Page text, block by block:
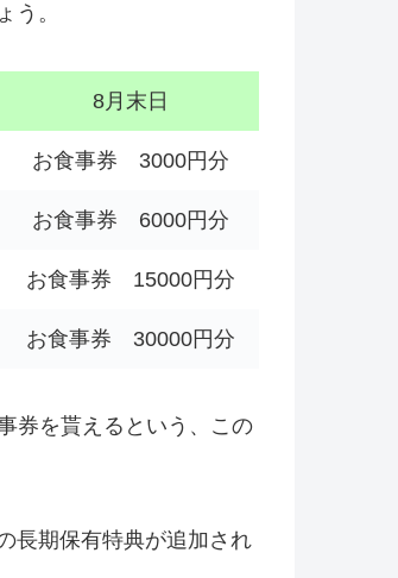
う。
8月末日
お食事券 3000円分
お食事券 6000円分
お食事券 15000円分
お食事券 30000円分
券を貰えるという、この
長期保有特典が追加され